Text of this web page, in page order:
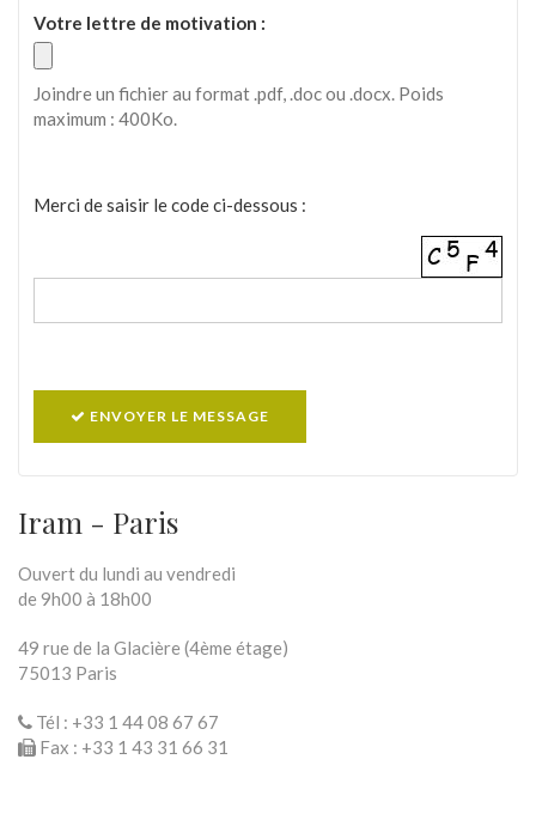
Votre lettre de motivation :
Joindre un fichier au format .pdf, .doc ou .docx. Poids
maximum : 400Ko.
Merci de saisir le code ci-dessous :
ENVOYER LE MESSAGE
Iram - Paris
Ouvert du lundi au vendredi
de 9h00 à 18h00
49 rue de la Glacière (4ème étage)
75013 Paris
Tél : +33 1 44 08 67 67
Fax : +33 1 43 31 66 31